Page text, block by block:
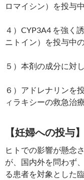
ロマイシン）を投与
４）CYP3A4 を強く
ニトイン）を投与中の
５）本剤の成分に対
６）アドレナリンを
ィラキシーの救急治
【妊婦への投与】
ヒトでの影響が懸念
が、国内外を問わず
る患者を対象とした